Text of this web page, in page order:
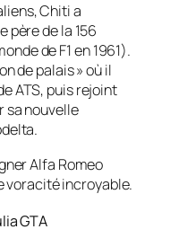
Chiti a
père de la 156
de F1 en 1961).
de palais » où il
ATS, puis rejoint
sa nouvelle
Alfa Romeo
voracité incroyable.
GTA